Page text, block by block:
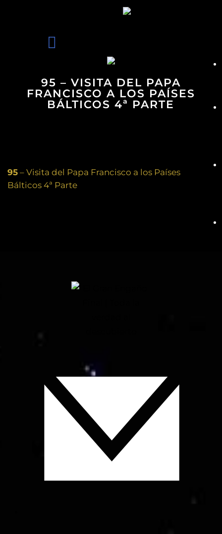
95 – VISITA DEL PAPA
FRANCISCO A LOS PAÍSES
BÁLTICOS 4ª PARTE
95 – Visita del Papa Francisco a los Países
Bálticos 4ª Parte